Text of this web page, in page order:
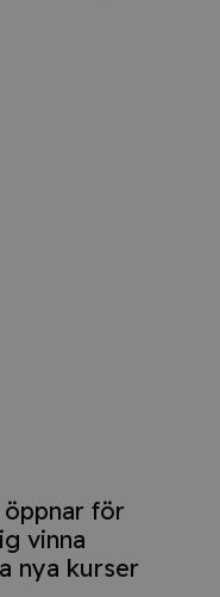
öppnar för
vinna
nya kurser